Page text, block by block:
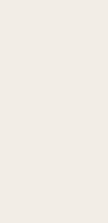
Dufterlebnis und wertvolle